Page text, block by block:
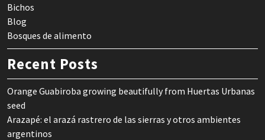
Bichos
Blog
Bosques de alimento
Recent Posts
Orange Guabiroba growing beautifully from Huertas Urbanas
seed
Arazapé: el arazá rastrero de las sierras y otros ambientes
argentinos